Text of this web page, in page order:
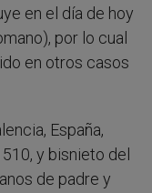
en el día de hoy
por lo cual
en otros casos
España,
y bisnieto del
de padre y